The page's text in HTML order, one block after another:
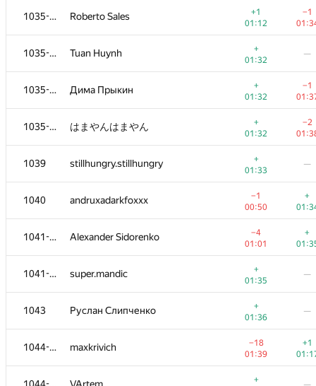
1035-1038 Roberto Sales
+1
01:12
−1
1035-1038 Tuan Huynh
+
01:32
—
1035-1038 Дима Прыкин
+
01:32
−1
1035-1038 はまやんはまやん
+
01:32
−2
1039 stillhungry.stillhungry
+
01:33
—
1040 andruxadarkfoxxx
−1
00:50
+
1041-1042 Alexander Sidorenko
−4
01:01
+
1041-1042 super.mandic
+
01:35
—
1043 Руслан Слипченко
+
01:36
—
1044-1046 maxkrivich
−18
01:39
+1
+
wangfly
+
01:24
—
Ege Demir
01:24
1020 Na Na — —
1021 kirill.barukhov
01:26
—
nenmok
01:07
ssstare0
+
01:27
—
andrey.kalendarov
+
01:28
—
01:28
in-algorithms-veritas
01:38
fengsuiyan
+1
01:09
—
MorDer2001